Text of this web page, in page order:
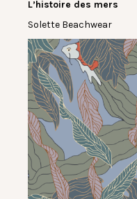
L’histoire des mers
Solette Beachwear